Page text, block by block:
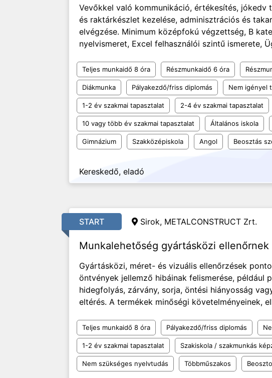
Vevőkkel való kommunikáció, értékesítés, jókedv
és raktárkészlet kezelése, adminisztrációs és
elvégzése. Minimum középfokú végzettség, B
nyelvismeret, Excel felhasználói szintű ismerete,
Teljes munkaidő 8 óra Részmunkaidő 6 óra
Diákmunka Pályakezdő/friss diplomás Nem igényel
1-2 év szakmai tapasztalat 2-4 év szakmai tapasztalat
10 vagy több év szakmai tapasztalat Általános iskola
Gimnázium Szakközépiskola Angol Beosztás
Kereskedő, eladó
START Sirok, METALCONSTRUCT Zrt.
Munkalehetőség gyártásközi ellenőrnek
Gyártásközi, méret- és vizuális ellenőrzések
öntvények jellemző hibáinak felismerése, például
hidegfolyás, zárvány, sorja, öntési hiányosság
eltérés. A termékek minőségi követelményeinek,
Teljes munkaidő 8 óra Pályakezdő/friss diplomás
1-2 év szakmai tapasztalat Szakiskola / szakmunkás
Nem szükséges nyelvtudás Többműszakos